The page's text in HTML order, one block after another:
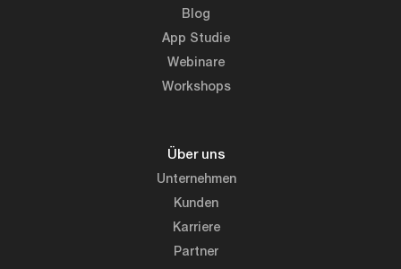
Blog
App Studie
Webinare
Workshops
Über uns
Unternehmen
Kunden
Karriere
Partner